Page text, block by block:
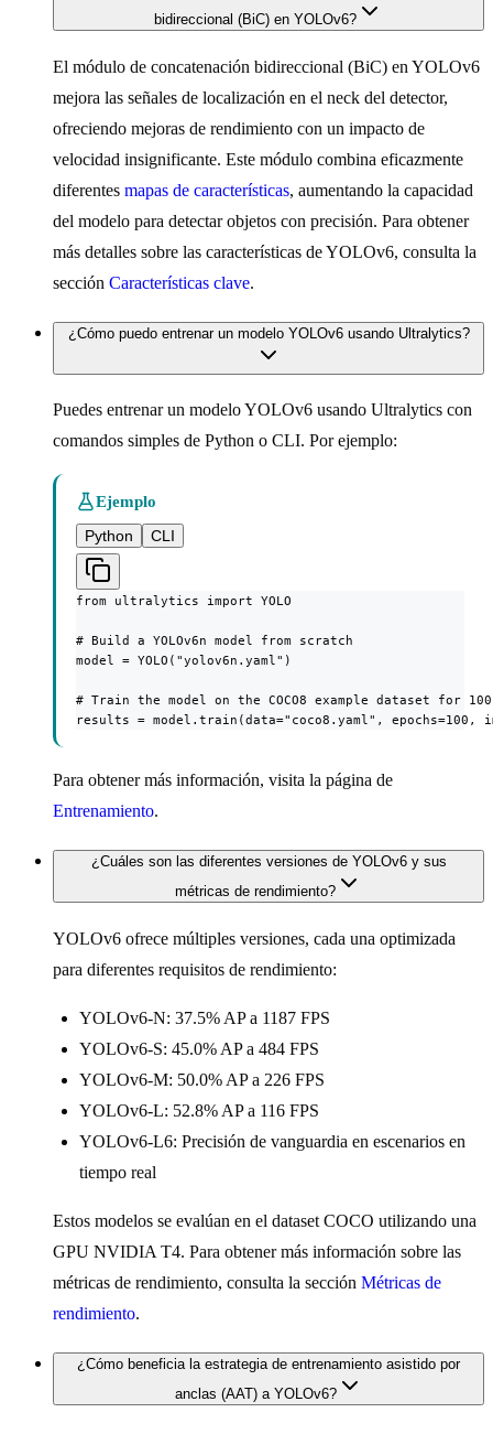
bidireccional (BiC) en YOLOv6?
El módulo de concatenación bidireccional (BiC) en YOLOv6
mejora las señales de localización en el neck del detector,
ofreciendo mejoras de rendimiento con un impacto de
velocidad insignificante. Este módulo combina eficazmente
diferentes mapas de características, aumentando la capacidad
del modelo para detectar objetos con precisión. Para obtener
más detalles sobre las características de YOLOv6, consulta la
sección Características clave.
¿Cómo puedo entrenar un modelo YOLOv6 usando Ultralytics?
Puedes entrenar un modelo YOLOv6 usando Ultralytics con
comandos simples de Python o CLI. Por ejemplo:
Ejemplo
Python
CLI
from ultralytics import YOLO
# Build a YOLOv6n model from scratch
model = YOLO("yolov6n.yaml")
# Train the model on the COCO8 example dataset for 100
results = model.train(data="coco8.yaml", epochs=100,
Para obtener más información, visita la página de
Entrenamiento.
¿Cuáles son las diferentes versiones de YOLOv6 y sus
métricas de rendimiento?
YOLOv6 ofrece múltiples versiones, cada una optimizada
para diferentes requisitos de rendimiento:
YOLOv6-N: 37.5% AP a 1187 FPS
YOLOv6-S: 45.0% AP a 484 FPS
YOLOv6-M: 50.0% AP a 226 FPS
YOLOv6-L: 52.8% AP a 116 FPS
YOLOv6-L6: Precisión de vanguardia en escenarios en
tiempo real
Estos modelos se evalúan en el dataset COCO utilizando una
GPU NVIDIA T4. Para obtener más información sobre las
métricas de rendimiento, consulta la sección Métricas de
rendimiento.
¿Cómo beneficia la estrategia de entrenamiento asistido por
anclas (AAT) a YOLOv6?